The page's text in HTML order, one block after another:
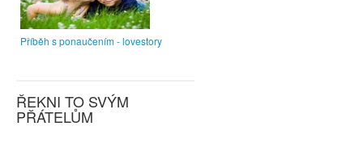
Příběh s ponaučením - lovestory
ŘEKNI TO SVÝM
PŘÁTELŮM